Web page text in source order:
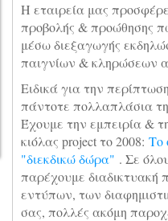
Η εταιρεία μας
προβολής & προώθησης
μέσω διεξαγωγής
παιγνίων & κληρώσεων
Ειδικά για την
πάντοτε πολλαπλάσια
Έχουμε την εμπειρία &
κιόλας project το 2008: Το
"διεκδικώ δώρα" . Σε
παρέχουμε διαδικτυακή
εντύπων, των
σας, πολλές ακόμη